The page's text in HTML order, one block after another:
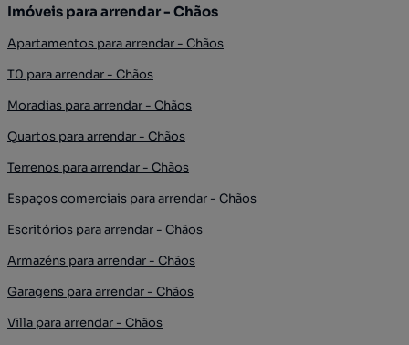
Imóveis para arrendar - Chãos
Apartamentos para arrendar - Chãos
T0 para arrendar - Chãos
Moradias para arrendar - Chãos
Quartos para arrendar - Chãos
Terrenos para arrendar - Chãos
Espaços comerciais para arrendar - Chãos
Escritórios para arrendar - Chãos
Armazéns para arrendar - Chãos
Garagens para arrendar - Chãos
Villa para arrendar - Chãos